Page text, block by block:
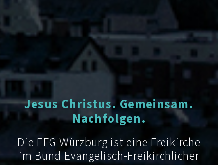
Jesus Christus. Gemeinsam.
Nachfolgen.
Die EFG Würzburg ist eine Freikirche
im Bund Evangelisch-Freikirchlicher